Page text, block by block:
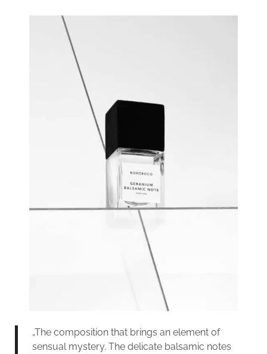
„The composition that brings an element of
sensual mystery. The delicate balsamic notes